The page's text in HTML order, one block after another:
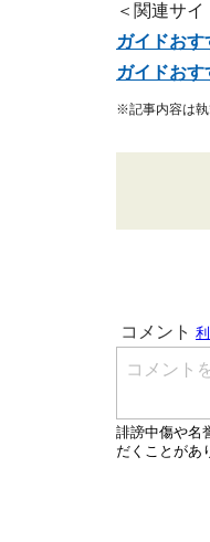
＜関連サイ
ガイドお
ガイドおす
※記事内容は執